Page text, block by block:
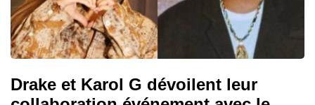
Drake et Karol G dévoilent leur